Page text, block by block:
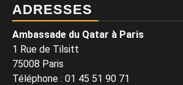
ADRESSES
Ambassade du Qatar à Paris
1 Rue de Tilsitt
75008 Paris
Téléphone : 01 45 51 90 71